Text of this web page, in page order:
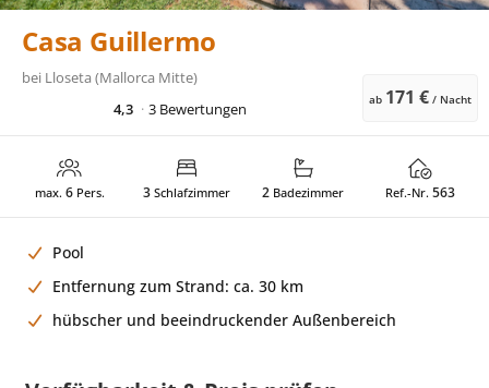
Casa Guillermo
bei Lloseta (Mallorca Mitte)
4,3
3 Bewertungen ab 171 € / Nacht
max. 6Pers. 3Schlafzimmer 2 Badezimmer Ref.-Nr. 563
Pool
Entfernung zum Strand: ca. 30 km
hübscher und beeindruckender Außenbereich